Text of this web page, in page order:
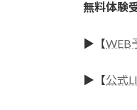
無料体験
▶︎【WEB
▶︎【公式